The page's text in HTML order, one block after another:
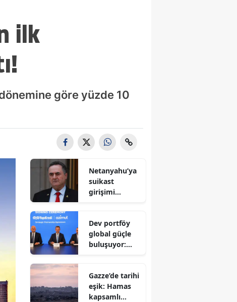
ilk
göre yüzde 10
Netanyahu’ya
suikast
girişimi
Bakanı
gizlenen
detayları
Dev portföy
global güçle
buluşuyor:
sıkıştı
Gazze’de tarihi
eşik: Hamas
kapsamlı